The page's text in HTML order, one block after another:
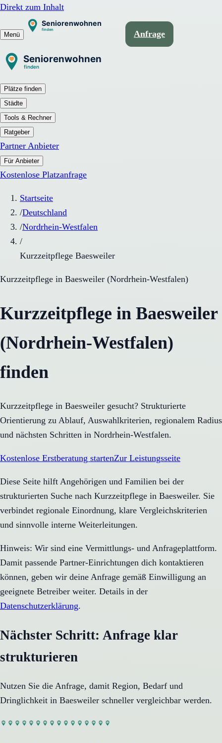
Direkt zum Inhalt
Menü Anfrage
Plätze finden
Städte
Tools & Rechner
Ratgeber
Partner Anbieter
Für Anbieter
Kostenlose Platzanfrage
Startseite
/Deutschland
/Nordrhein-Westfalen
/
Kurzzeitpflege Baesweiler
Kurzzeitpflege in Baesweiler (Nordrhein-Westfalen)
Kurzzeitpflege in Baesweiler
(Nordrhein-Westfalen)
finden
Kurzzeitpflege in Baesweiler gesucht? Strukturierte
Orientierung zu Ablauf, Auswahlkriterien, regionalem Radius
und nächsten Schritten in Nordrhein-Westfalen.
Kostenlose Erstberatung startenZur Leistungsseite
Diese Seite hilft Angehörigen und Familien bei der
strukturierten Suche nach Kurzzeitpflege in Baesweiler. Sie
verbindet regionale Einordnung, klare Vergleichskriterien
und sinnvolle interne Weiterleitungen.
Hinweis: Wir sind eine Vermittlungs- und Anfrageplattform.
Damit passende Partner-Einrichtungen dich kontaktieren
können, geben wir deine Anfrage gemäß Einwilligung an
geeignete Betreiber weiter. Details in der
Datenschutzerklärung.
Nächster Schritt: Anfrage klar
strukturieren
Nutzen Sie die Anfrage, damit Region, Bedarf und
Dringlichkeit in Baesweiler schneller vergleichbar werden.